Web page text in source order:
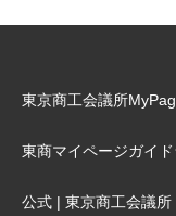
東京商工会議所
東商マイページガイ
公式 | 東京商工会議所